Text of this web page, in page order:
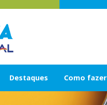
Destaques Como fazer